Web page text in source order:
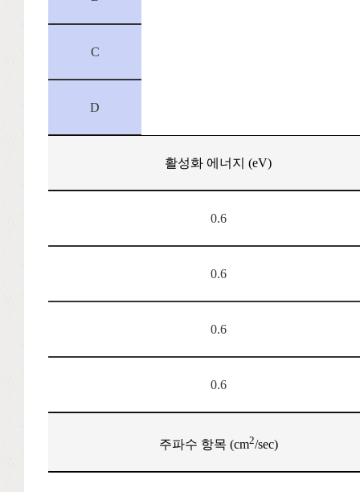
C
D
활성화 에너지 (eV)
0.6
0.6
0.6
0.6
주파수 항목 (cm2/sec)